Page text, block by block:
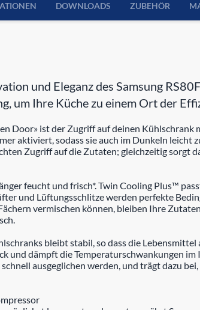
DOWNLOADS ZUBEHÖR
und Eleganz des Samsung
um Ihre Küche zu einem Ort der
Door» ist der Zugriff auf deinen
aktiviert, sodass sie auch im Dunkeln
Zugriff auf die Zutaten; gleichzeitig sorgt
feucht und frisch*. Twin Cooling Plus™
und Lüftungsschlitze werden perfekte
vermischen können, bleiben Ihre
bleibt stabil, so dass die
und dämpft die Temperaturschwankungen
ausgeglichen werden, und trägt dazu